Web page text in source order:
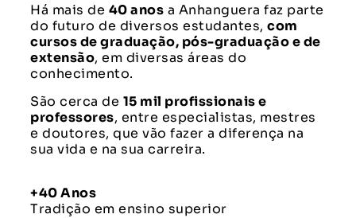
Há mais de 40 anos a Anhanguera faz parte
do futuro de diversos estudantes, com
cursos de graduação, pós-graduação e de
extensão, em diversas áreas do
conhecimento.
São cerca de 15 mil profissionais e
professores, entre especialistas, mestres
e doutores, que vão fazer a diferença na
sua vida e na sua carreira.
+40 Anos
Tradição em ensino superior